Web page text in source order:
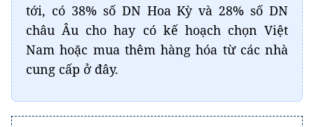
tới, có 38% số DN Hoa Kỳ và 28% số DN
châu Âu cho hay có kế hoạch chọn Việt
Nam hoặc mua thêm hàng hóa từ các nhà
cung cấp ở đây.